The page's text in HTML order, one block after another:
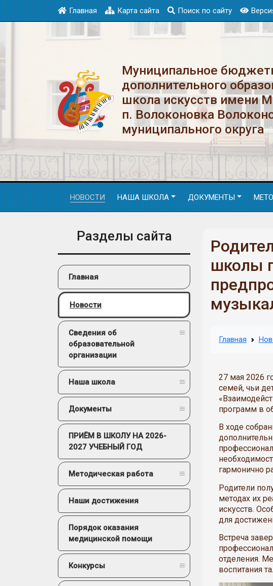
Главная Карта сайта Поиск по сайту
Муниципальное
дополнительного
школа искусств имени
п. Волоконовка
муниципального округа
НОВОСТИ НАША ШКОЛА ДОКУМЕНТЫ
Разделы сайта
Главная
Новости
Сведения об
образовательной
организации
Наша школа
Документы
ПРИЁМ В ШКОЛУ НА 2026-
2027 УЧЕБНЫЙ ГОД
Методическая работа
Наши достижения
Порядок оказания
медицинской помощи
Конкурсы
школы
Главная
27 мая 2026
семей, чьи
программ в
В ходе
гармонично
Родители
методах их
искусств.
для
Встреча
отделения.
воспитания